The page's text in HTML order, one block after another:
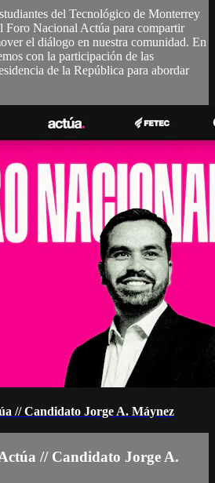
del Tecnológico de Monterrey
Foro Nacional Actúa para compartir
el diálogo en nuestra comunidad. En
con la participación de las
de la República para abordar
// Candidato Jorge A. Máynez
// Candidato Jorge A.